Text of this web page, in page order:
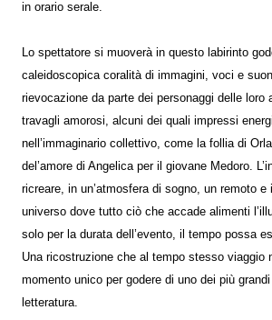
in orario serale.
Lo spettatore si muoverà in questo labirinto
caleidoscopica coralità di immagini, voci e
rievocazione da parte dei personaggi delle loro
travagli amorosi, alcuni dei quali impressi
nell’immaginario collettivo, come la follia di
del’amore di Angelica per il giovane Medoro.
ricreare, in un’atmosfera di sogno, un remoto e
universo dove tutto ciò che accade alimenti
solo per la durata dell’evento, il tempo possa
Una ricostruzione che al tempo stesso viaggio
momento unico per godere di uno dei più
letteratura.